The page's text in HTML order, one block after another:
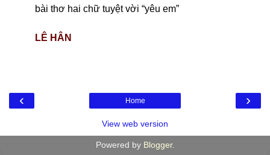
bài thơ hai chữ tuyệt vời “yêu em”
LÊ HÂN
‹ ›
Home
View web version
Powered by Blogger.